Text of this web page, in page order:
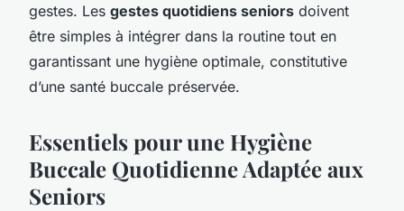
gestes. Les gestes quotidiens seniors doivent
être simples à intégrer dans la routine tout en
garantissant une hygiène optimale, constitutive
d’une santé buccale préservée.
Essentiels pour une Hygiène
Buccale Quotidienne Adaptée aux
Seniors